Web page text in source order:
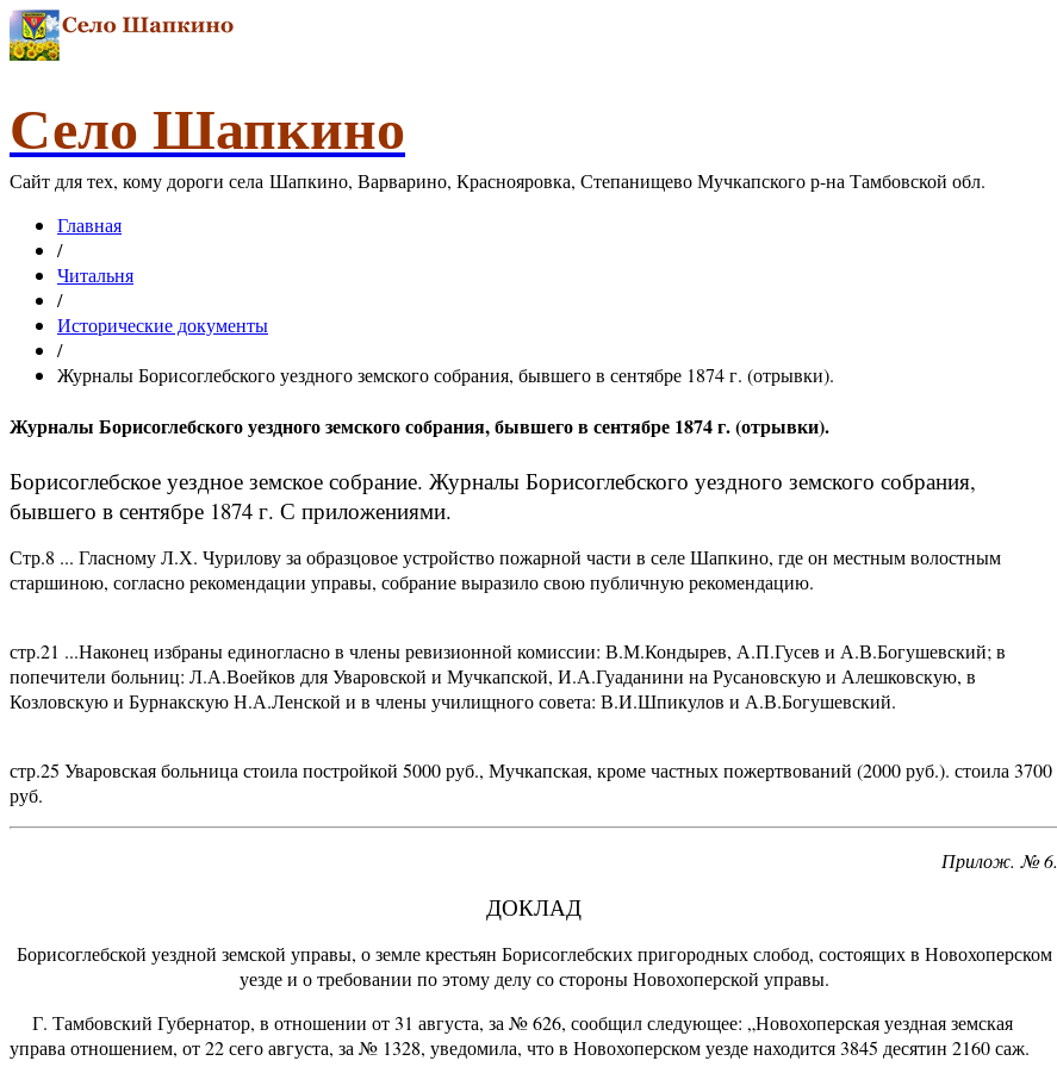
Село Шапкино
Сайт для тех, кому дороги села Шапкино, Варварино, Краснояровка, Степанищево Мучкапского р-на Тамбовской обл.
Главная
/
Читальня
/
Исторические документы
/
Журналы Борисоглебского уездного земского собрания, бывшего в сентябре 1874 г. (отрывки).
Журналы Борисоглебского уездного земского собрания, бывшего в сентябре 1874 г. (отрывки).
Борисоглебское уездное земское собрание. Журналы Борисоглебского уездного земского собрания,
бывшего в сентябре 1874 г. С приложениями.
Стр.8 ... Гласному Л.Х. Чурилову за образцовое устройство пожарной части в селе Шапкино, где он местным волостным
старшиною, согласно рекомендации управы, собрание выразило свою публичную рекомендацию.
стр.21 ...Наконец избраны единогласно в члены ревизионной комиссии: В.М.Кондырев, А.П.Гусев и А.В.Богушевский; в
попечители больниц: Л.А.Воейков для Уваровской и Мучкапской, И.А.Гуаданини на Русановскую и Алешковскую, в
Козловскую и Бурнакскую Н.А.Ленской и в члены училищного совета: В.И.Шпикулов и А.В.Богушевский.
стр.25 Уваровская больница стоила постройкой 5000 руб., Мучкапская, кроме частных пожертвований (2000 руб.). стоила 3700
руб.
Прилож. № 6.
ДОКЛАД
Борисоглебской уездной земской управы, о земле крестьян Борисоглебских пригородных слобод, состоящих в Новохоперском
уезде и о требовании по этому делу со стороны Новохоперской управы.
Г. Тамбовский Губернатор, в отношении от 31 августа, за № 626, сообщил следующее: „Новохоперская уездная земская
управа отношением, от 22 сего августа, за № 1328, уведомила, что в Новохоперском уезде находится 3845 десятин 2160 саж.